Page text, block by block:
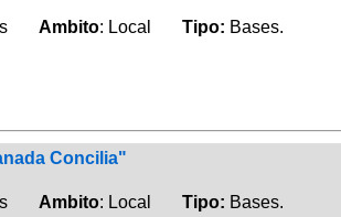
Ambito: Local Tipo: Bases.
Concilia"
Ambito: Local Tipo: Bases.